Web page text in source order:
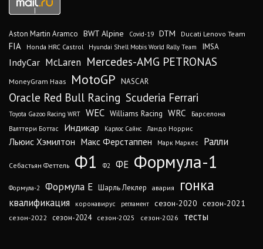
Aston Martin Aramco BWT Alpine Covid-19 DTM Ducati Lenovo Team
FIA Honda HRC Castrol Hyundai Shell Mobis World Rally Team IMSA
IndyCar McLaren Mercedes-AMG PETRONAS
MoneyGram Haas MotoGP NASCAR
Oracle Red Bull Racing Scuderia Ferrari
Toyota Gazoo Racing WRT WEC Williams Racing WRC
Барселона
Валттери Боттас
Индикар Карлос Сайнс Ландо Норрис
Льюис Хэмилтон Макс Ферстаппен Марк Маркес Ралли
Себастьян Феттель Ф1 Ф2 ФЕ Формула-1
Формула-2 Формула Е Шарль Леклер авария гонка
квалификация коронавирус регламент сезон-2020 сезон-2021
сезон-2022 сезон-2024 сезон-2025 сезон-2026 тесты